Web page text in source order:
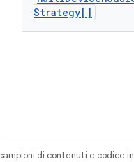
Strategy[]
di contenuti e codice